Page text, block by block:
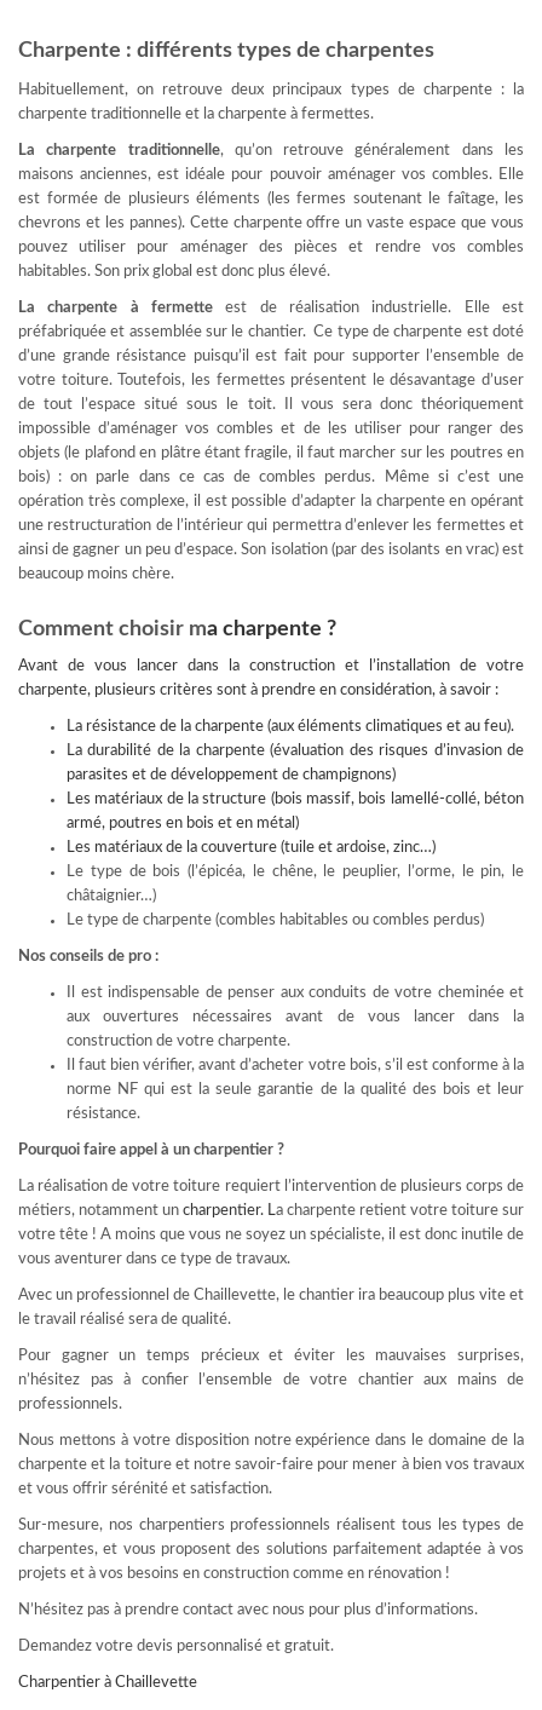
Charpente : différents types de charpentes
Habituellement, on retrouve deux principaux types de charpente : la
charpente traditionnelle et la charpente à fermettes.
La charpente traditionnelle, qu’on retrouve généralement dans les
maisons anciennes, est idéale pour pouvoir aménager vos combles. Elle
est formée de plusieurs éléments (les fermes soutenant le faîtage, les
chevrons et les pannes). Cette charpente offre un vaste espace que vous
pouvez utiliser pour aménager des pièces et rendre vos combles
habitables. Son prix global est donc plus élevé.
La charpente à fermette est de réalisation industrielle. Elle est
préfabriquée et assemblée sur le chantier. Ce type de charpente est doté
d’une grande résistance puisqu’il est fait pour supporter l’ensemble de
votre toiture. Toutefois, les fermettes présentent le désavantage d’user
de tout l’espace situé sous le toit. Il vous sera donc théoriquement
impossible d’aménager vos combles et de les utiliser pour ranger des
objets (le plafond en plâtre étant fragile, il faut marcher sur les poutres en
bois) : on parle dans ce cas de combles perdus. Même si c’est une
opération très complexe, il est possible d’adapter la charpente en opérant
une restructuration de l’intérieur qui permettra d’enlever les fermettes et
ainsi de gagner un peu d’espace. Son isolation (par des isolants en vrac) est
beaucoup moins chère.
Comment choisir ma charpente ?
Avant de vous lancer dans la construction et l’installation de votre
charpente, plusieurs critères sont à prendre en considération, à savoir :
La résistance de la charpente (aux éléments climatiques et au feu).
La durabilité de la charpente (évaluation des risques d’invasion de
parasites et de développement de champignons)
Les matériaux de la structure (bois massif, bois lamellé-collé, béton
armé, poutres en bois et en métal)
Les matériaux de la couverture (tuile et ardoise, zinc…)
Le type de bois (l’épicéa, le chêne, le peuplier, l’orme, le pin, le
châtaignier…)
Le type de charpente (combles habitables ou combles perdus)
Nos conseils de pro :
Il est indispensable de penser aux conduits de votre cheminée et
aux ouvertures nécessaires avant de vous lancer dans la
construction de votre charpente.
Il faut bien vérifier, avant d’acheter votre bois, s’il est conforme à la
norme NF qui est la seule garantie de la qualité des bois et leur
résistance.
Pourquoi faire appel à un charpentier ?
La réalisation de votre toiture requiert l’intervention de plusieurs corps de
métiers, notamment un charpentier. La charpente retient votre toiture sur
votre tête ! A moins que vous ne soyez un spécialiste, il est donc inutile de
vous aventurer dans ce type de travaux.
Avec un professionnel de Chaillevette, le chantier ira beaucoup plus vite et
le travail réalisé sera de qualité.
Pour gagner un temps précieux et éviter les mauvaises surprises,
n’hésitez pas à confier l’ensemble de votre chantier aux mains de
professionnels.
Nous mettons à votre disposition notre expérience dans le domaine de la
charpente et la toiture et notre savoir-faire pour mener à bien vos travaux
et vous offrir sérénité et satisfaction.
Sur-mesure, nos charpentiers professionnels réalisent tous les types de
charpentes, et vous proposent des solutions parfaitement adaptée à vos
projets et à vos besoins en construction comme en rénovation !
N’hésitez pas à prendre contact avec nous pour plus d’informations.
Demandez votre devis personnalisé et gratuit.
Charpentier à Chaillevette